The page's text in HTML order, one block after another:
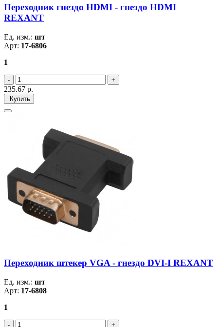
Переходник гнездо HDMI - гнездо HDMI
REXANT
Ед. изм.: шт
Арт: 17-6806
1
235.67 р.
Купить
Переходник штекер VGA - гнездо DVI-I REXANT
Ед. изм.: шт
Арт: 17-6808
1